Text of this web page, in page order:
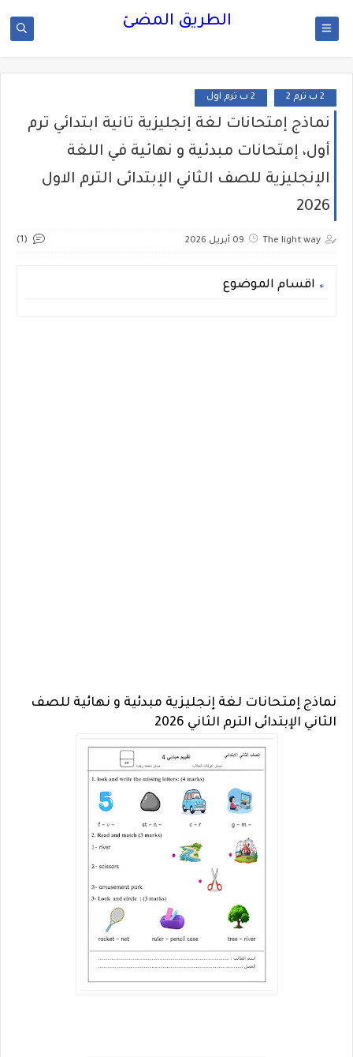
الطريق المضئ
2 ب ترم 2 2 ب ترم اول
نماذج إمتحانات لغة إنجليزية تانية ابتدائي ترم
أول، إمتحانات مبدئية و نهائية في اللغة
الإنجليزية للصف الثاني الإبتدائى الترم الاول
2026
The light way 09 أبريل 2026 (1)
اقسام الموضوع
نماذج إمتحانات لغة إنجليزية مبدئية و نهائية للصف
الثاني الإبتدائى الترم الثاني 2026